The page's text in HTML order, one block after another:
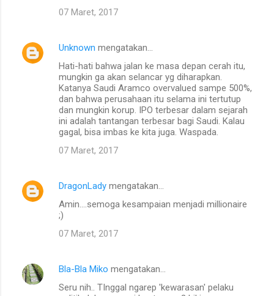
07 Maret, 2017
Unknown mengatakan…
Hati-hati bahwa jalan ke masa depan cerah itu,
mungkin ga akan selancar yg diharapkan.
Katanya Saudi Aramco overvalued sampe 500%,
dan bahwa perusahaan itu selama ini tertutup
dan mungkin korup. IPO terbesar dalam sejarah
ini adalah tantangan terbesar bagi Saudi. Kalau
gagal, bisa imbas ke kita juga. Waspada.
07 Maret, 2017
DragonLady mengatakan…
Amin....semoga kesampaian menjadi millionaire
;)
07 Maret, 2017
Bla-Bla Miko mengatakan…
Seru nih.. TInggal ngarep 'kewarasan' pelaku